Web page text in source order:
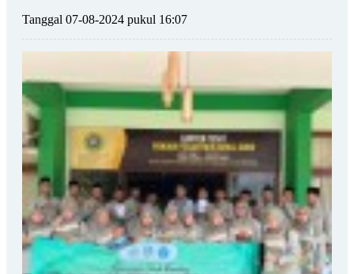
Tanggal 07-08-2024 pukul 16:07